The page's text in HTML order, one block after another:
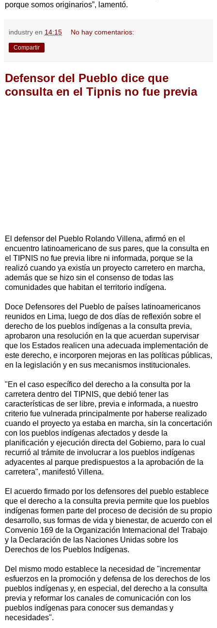
porque somos originarios”, lamentó.
industry en 14:15 No hay comentarios:
Compartir
Defensor del Pueblo dice que
consulta en el Tipnis no fue previa
El defensor del Pueblo Rolando Villena, afirmó en el
encuentro latinoamericano de sus pares, que la consulta en
el TIPNIS no fue previa libre ni informada, porque se la
realizó cuando ya existía un proyecto carretero en marcha,
además que se hizo sin el consenso de todas las
comunidades que habitan el territorio indígena.
Doce Defensores del Pueblo de países latinoamericanos
reunidos en Lima, luego de dos días de reflexión sobre el
derecho de los pueblos indígenas a la consulta previa,
aprobaron una resolución en la que acuerdan supervisar
que los Estados realicen una adecuada implementación de
este derecho, e incorporen mejoras en las políticas públicas,
en la legislación y en sus mecanismos institucionales.
"En el caso específico del derecho a la consulta por la
carretera dentro del TIPNIS, que debió tener las
características de ser libre, previa e informada, a nuestro
criterio fue vulnerada principalmente por haberse realizado
cuando el proyecto ya estaba en marcha, sin la concertación
con los pueblos indígenas afectados y desde la
planificación y ejecución directa del Gobierno, para lo cual
recurrió al trámite de involucrar a los pueblos indígenas
adyacentes al parque predispuestos a la aprobación de la
carretera", manifestó Villena.
El acuerdo firmado por los defensores del pueblo establece
que el derecho a la consulta previa permite que los pueblos
indígenas formen parte del proceso de decisión de su propio
desarrollo, sus formas de vida y bienestar, de acuerdo con el
Convenio 169 de la Organización Internacional del Trabajo
y la Declaración de las Naciones Unidas sobre los
Derechos de los Pueblos Indígenas.
Del mismo modo establece la necesidad de "incrementar
esfuerzos en la promoción y defensa de los derechos de los
pueblos indígenas y, en especial, del derecho a la consulta
previa y reformar los canales de comunicación con los
pueblos indígenas para conocer sus demandas y
necesidades".